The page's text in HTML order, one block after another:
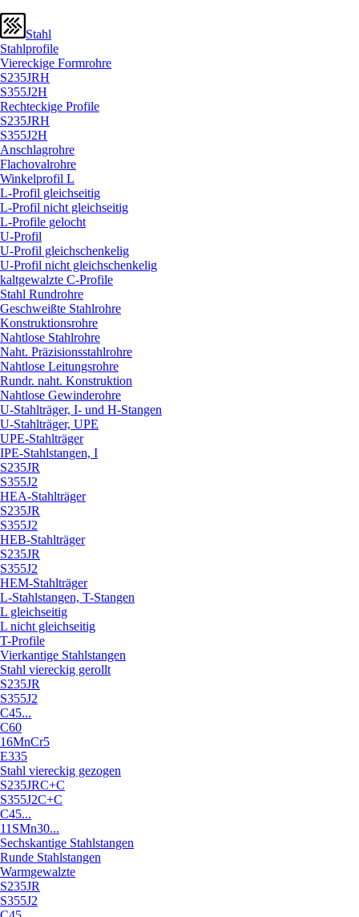
Stahl
Stahlprofile
Viereckige Formrohre
S235JRH
S355J2H
Rechteckige Profile
S235JRH
S355J2H
Anschlagrohre
Flachovalrohre
Winkelprofil L
L-Profil gleichseitig
L-Profil nicht gleichseitig
L-Profile gelocht
U-Profil
U-Profil gleichschenkelig
U-Profil nicht gleichschenkelig
kaltgewalzte C-Profile
Stahl Rundrohre
Geschweißte Stahlrohre
Konstruktionsrohre
Nahtlose Stahlrohre
Naht. Präzisionsstahlrohre
Nahtlose Leitungsrohre
Rundr. naht. Konstruktion
Nahtlose Gewinderohre
U-Stahlträger, I- und H-Stangen
U-Stahlträger, UPE
UPE-Stahlträger
IPE-Stahlstangen, I
S235JR
S355J2
HEA-Stahlträger
S235JR
S355J2
HEB-Stahlträger
S235JR
S355J2
HEM-Stahlträger
L-Stahlstangen, T-Stangen
L gleichseitig
L nicht gleichseitig
T-Profile
Vierkantige Stahlstangen
Stahl viereckig gerollt
S235JR
S355J2
C45...
C60
16MnCr5
E335
Stahl viereckig gezogen
S235JRC+C
S355J2C+C
C45...
11SMn30...
Sechskantige Stahlstangen
Runde Stahlstangen
Warmgewalzte
S235JR
S355J2